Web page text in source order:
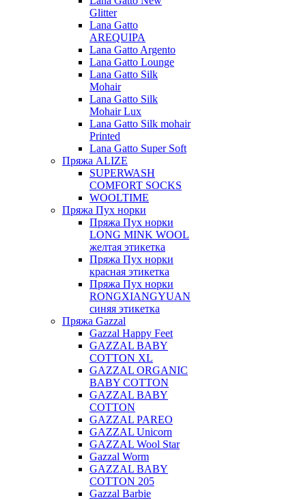
Glitter
Lana Gatto
AREQUIPA
Lana Gatto Argento
Lana Gatto Lounge
Lana Gatto Silk
Mohair
Lana Gatto Silk
Mohair Lux
Lana Gatto Silk mohair
Printed
Lana Gatto Super Soft
Пряжа ALIZE
SUPERWASH
COMFORT SOCKS
WOOLTIME
Пряжа Пух норки
Пряжа Пух норки
LONG MINK WOOL
желтая этикетка
Пряжа Пух норки
красная этикетка
Пряжа Пух норки
RONGXIANGYUAN
синяя этикетка
Пряжа Gazzal
Gazzal Happy Feet
GAZZAL BABY
COTTON XL
GAZZAL ORGANIC
BABY COTTON
GAZZAL BABY
COTTON
GAZZAL PAREO
GAZZAL Unicorn
GAZZAL Wool Star
Gazzal Worm
GAZZAL BABY
COTTON 205
Gazzal Barbie